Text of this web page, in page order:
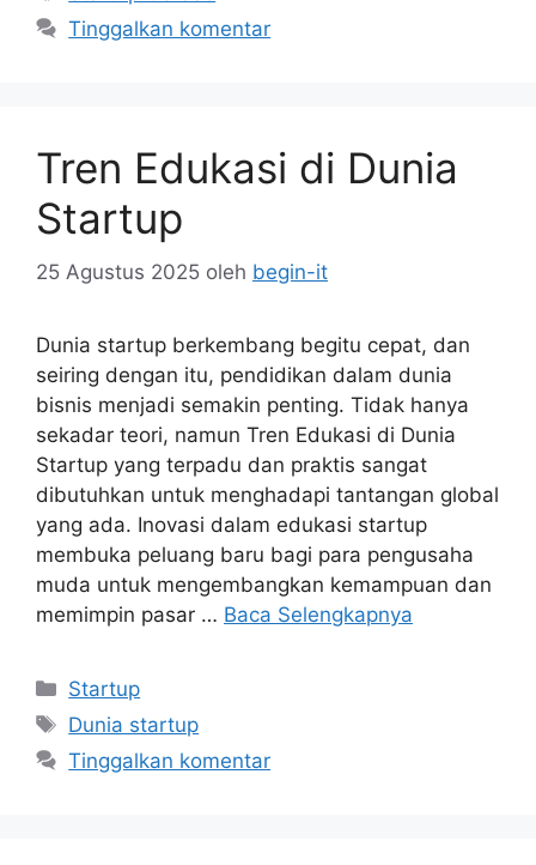
Tinggalkan komentar
Tren Edukasi di Dunia
Startup
25 Agustus 2025 oleh begin-it
Dunia startup berkembang begitu cepat, dan
seiring dengan itu, pendidikan dalam dunia
bisnis menjadi semakin penting. Tidak hanya
sekadar teori, namun Tren Edukasi di Dunia
Startup yang terpadu dan praktis sangat
dibutuhkan untuk menghadapi tantangan global
yang ada. Inovasi dalam edukasi startup
membuka peluang baru bagi para pengusaha
muda untuk mengembangkan kemampuan dan
memimpin pasar … Baca Selengkapnya
Kategori
Startup
Tag
Dunia startup
Tinggalkan komentar